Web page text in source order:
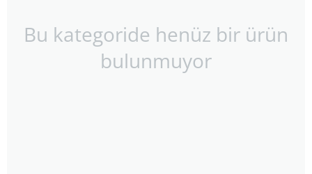
Bu kategoride henüz bir ürün
bulunmuyor